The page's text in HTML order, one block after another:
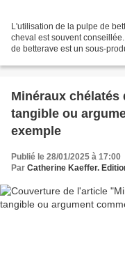
L'utilisation de la pulpe de
cheval est souvent
de betterave est un sous-
Minéraux chélatés
tangible ou
exemple
Publié le 28/01/2025 à 17:00
Par Catherine Kaeffer.